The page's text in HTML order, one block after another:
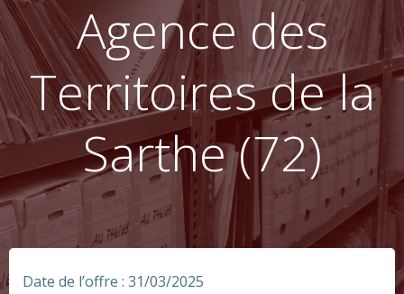
Agence des
Territoires de la
Sarthe (72)
Date de l’offre : 31/03/2025